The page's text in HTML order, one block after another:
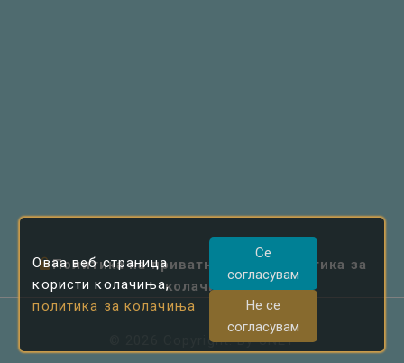
Политика на приватност
Политика за
колачиња
Copyright. ByUNET
Оваа веб страница
користи колачиња,
политика за колачиња
Се
согласувам
Не се
согласувам